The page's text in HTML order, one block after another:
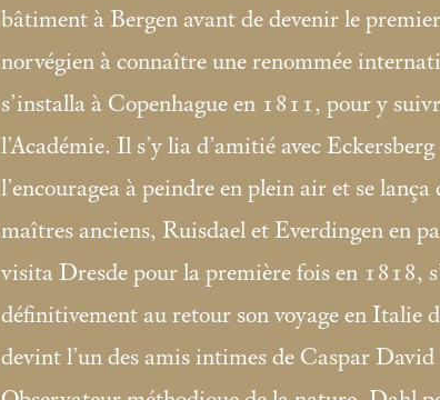
bâtiment à Bergen avant de devenir le
norvégien à connaître une renommée
s’installa à Copenhague en 1811, pour y
l’Académie. Il s’y lia d’amitié avec
l’encouragea à peindre en plein air et se lança
maîtres anciens, Ruisdael et Everdingen en
visita Dresde pour la première fois en 1818,
définitivement au retour son voyage en Italie
devint l’un des amis intimes de Caspar